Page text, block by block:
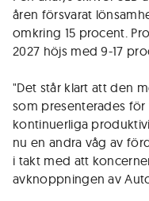
åren försvarat
omkring 15 procent.
2027 höjs med 9-17
"Det står klart att den
som presenterades
kontinuerliga
nu en andra våg av
i takt med att
avknoppningen av